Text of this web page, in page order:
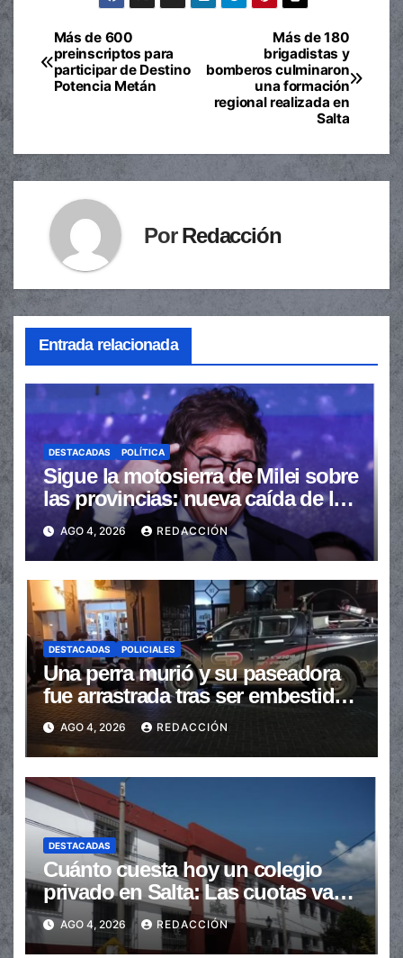
Navegación
de
Más de 180
brigadistas y
bomberos culminaron
una formación
regional realizada en
Salta
Más de 600
preinscriptos para
participar de Destino
Potencia Metán
PorRedacción
Entrada relacionada
DESTACADAS POLÍTICA
Sigue la motosierra de Milei sobre
las provincias: nueva caída de las
transferencias no automáticas
AGO 4, 2026 REDACCIÓN
DESTACADAS POLICIALES
Una perra murió y su paseadora
fue arrastrada tras ser embestidas
en la senda peatonal
AGO 4, 2026 REDACCIÓN
DESTACADAS
Cuánto cuesta hoy un colegio
privado en Salta: Las cuotas van
de $110.000 a más de $600.000
AGO 4, 2026 REDACCIÓN